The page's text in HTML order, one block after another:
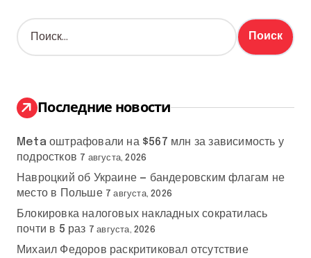
Н
а
:
Последние новости
Meta оштрафовали на $567 млн за зависимость у
подростков 7 августа, 2026
Навроцкий об Украине — бандеровским флагам не
место в Польше 7 августа, 2026
Блокировка налоговых накладных сократилась
почти в 5 раз 7 августа, 2026
Михаил Федоров раскритиковал отсутствие